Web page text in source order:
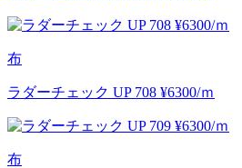
布
ラダーチェック UP 708 ¥6300/ｍ
布